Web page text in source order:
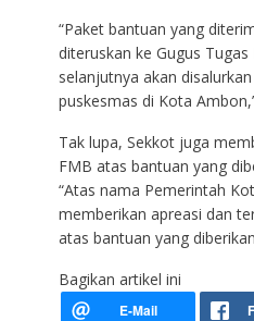
“Paket bantuan yang
diteruskan ke Gugus
selanjutnya akan
puskesmas di Kota
Tak lupa, Sekkot juga
FMB atas bantuan yang
“Atas nama Pemerintah
memberikan apreasi dan
atas bantuan yang
Bagikan artikel ini